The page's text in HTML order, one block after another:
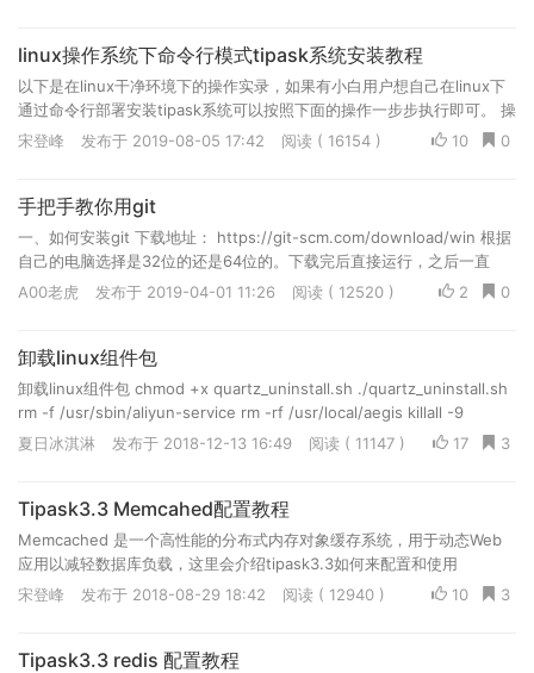
linux操作系统下命令行模式tipask系统安装教程
以下是在linux干净环境下的操作实录，如果有小白用户想自己在linux下
通过命令行部署安装tipask系统可以按照下面的操作一步步执行即可。 操
作的环境是CentOS 7.5 64位，执行下面的操作之前需要先通过ssh工具0
10
宋登峰 发布于 2019-08-05 17:42 阅读 ( 16154 )
手把手教你用git
一、如何安装git 下载地址： https://git-scm.com/download/win 根据
自己的电脑选择是32位的还是64位的。下载完后直接运行，之后一直
next就好了。安装成功后，会有这样一个标志。 二、如...
0
2
A00老虎 发布于 2019-04-01 11:26 阅读 ( 12520 )
卸载linux组件包
卸载linux组件包 chmod +x quartz_uninstall.sh ./quartz_uninstall.sh
rm -f /usr/sbin/aliyun-service rm -rf /usr/local/aegis killall -9
aliyun-service &gt; /dev/null 2&gt;&amp;1
3
17
夏日冰淇淋 发布于 2018-12-13 16:49 阅读 ( 11147 )
Tipask3.3 Memcahed配置教程
Memcached 是一个高性能的分布式内存对象缓存系统，用于动态Web
应用以减轻数据库负载，这里会介绍tipask3.3如何来配置和使用
memcached
3
10
宋登峰 发布于 2018-08-29 18:42 阅读 ( 12940 )
Tipask3.3 redis 配置教程